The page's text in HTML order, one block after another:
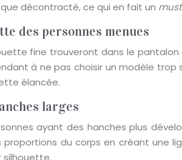
décontracté, ce qui en fait un
des personnes menues
fine trouveront dans le
à ne pas choisir un modèle
élancée.
larges
ayant des hanches plus
du corps en créant
silhouette.